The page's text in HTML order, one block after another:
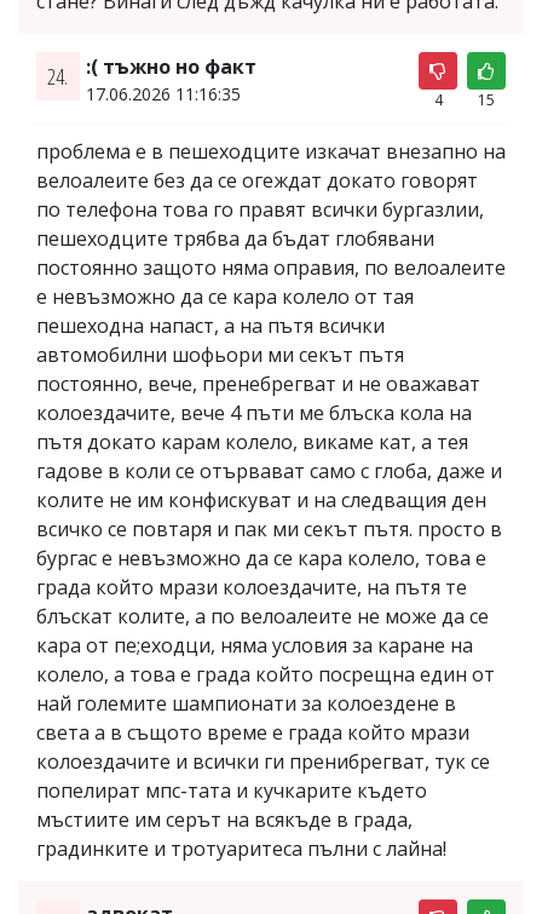
24. :( тъжно но факт
17.06.2026 11:16:35 4 15
проблема е в пешеходците изкачат внезапно на
велоалеите без да се огеждат докато говорят
по телефона това го правят всички бургазлии,
пешеходците трябва да бъдат глобявани
постоянно защото няма оправия, по велоалеите
е невъзможно да се кара колело от тая
пешеходна напаст, а на пътя всички
автомобилни шофьори ми секът пътя
постоянно, вече, пренебрегват и не оважават
колоездачите, вече 4 пъти ме блъска кола на
пътя докато карам колело, викаме кат, а тея
гадове в коли се отървават само с глоба, даже и
колите не им конфискуват и на следващия ден
всичко се повтаря и пак ми секът пътя. просто в
бургас е невъзможно да се кара колело, това е
града който мрази колоездачите, на пътя те
блъскат колите, а по велоалеите не може да се
кара от пе;еходци, няма условия за каране на
колело, а това е града който посрещна един от
най големите шампионати за колоездене в
света а в същото време е града който мрази
колоездачите и всички ги пренибрегват, тук се
попелират мпс-тата и кучкарите където
мъстиите им серът на всякъде в града,
градинките и тротуаритеса пълни с лайна!